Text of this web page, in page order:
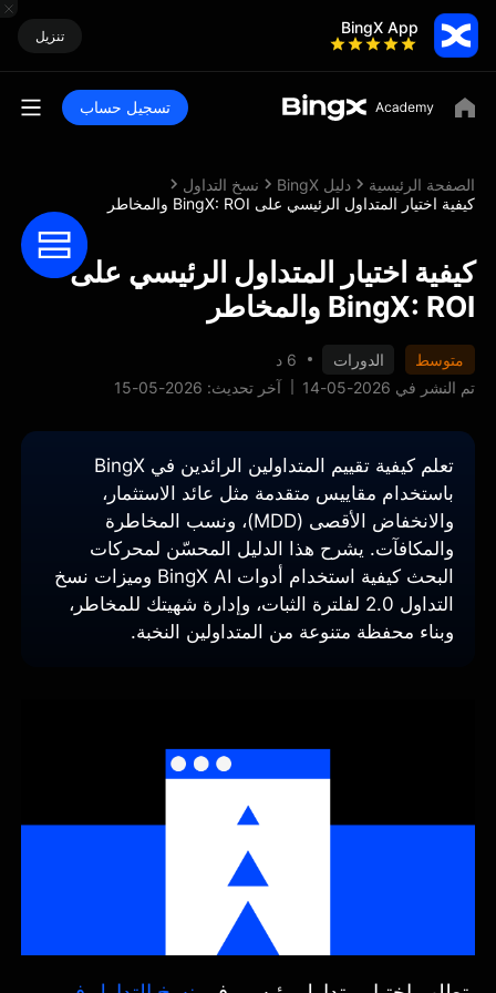
BingX App تنزيل
تسجيل حساب
الصفحة الرئيسية دليل BingX
نسخ التداول
كيفية اختيار المتداول الرئيسي على BingX: ROI والمخاطر
كيفية اختيار المتداول الرئيسي على
BingX: ROI والمخاطر
متوسط الدورات
6 د
تم النشر في 2026-05-14
آخر تحديث: 2026-05-15
تعلم كيفية تقييم المتداولين الرائدين في BingX
باستخدام مقاييس متقدمة مثل عائد الاستثمار،
والانخفاض الأقصى (MDD)، ونسب المخاطرة
والمكافآت. يشرح هذا الدليل المحسّن لمحركات
البحث كيفية استخدام أدوات BingX AI وميزات نسخ
التداول 2.0 لفلترة الثبات، وإدارة شهيتك للمخاطر،
وبناء محفظة متنوعة من المتداولين النخبة.